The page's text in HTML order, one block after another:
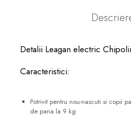
Detalii Leagan electric
Caracteristici:
Potrivit pentru nou-nascuti si copii
de pana la 9 kg